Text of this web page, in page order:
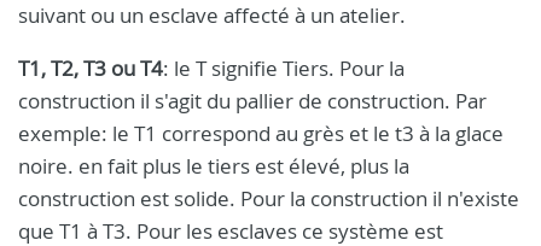
suivant ou un esclave affecté à un atelier.
T1, T2, T3 ou T4: le T signifie Tiers. Pour la
construction il s'agit du pallier de construction. Par
exemple: le T1 correspond au grès et le t3 à la glace
noire. en fait plus le tiers est élevé, plus la
construction est solide. Pour la construction il n'existe
que T1 à T3. Pour les esclaves ce système est